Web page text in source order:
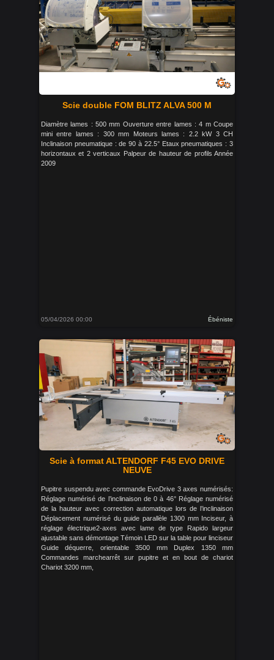
Scie double FOM BLITZ ALVA 500 M
Diamètre lames : 500 mm Ouverture entre lames : 4 m Coupe
mini entre lames : 300 mm Moteurs lames : 2.2 kW 3 CH
Inclinaison pneumatique : de 90 à 22.5° Etaux pneumatiques : 3
horizontaux et 2 verticaux Palpeur de hauteur de profils Année
2009
05/04/2026 00:00 Ébéniste
Scie à format ALTENDORF F45 EVO DRIVE
NEUVE
Pupitre suspendu avec commande EvoDrive 3 axes numérisés:
Réglage numérisé de l’inclinaison de 0 à 46° Réglage numérisé
de la hauteur avec correction automatique lors de l’inclinaison
Déplacement numérisé du guide parallèle 1300 mm Inciseur, à
réglage électrique2-axes avec lame de type Rapido largeur
ajustable sans démontage Témoin LED sur la table pour linciseur
Guide déquerre, orientable 3500 mm Duplex 1350 mm
Commandes marchearrêt sur pupitre et en bout de chariot
Chariot 3200 mm,